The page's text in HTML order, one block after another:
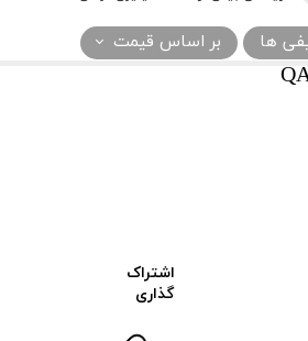
ها بر اساس قیمت
اشتراک
گذاری